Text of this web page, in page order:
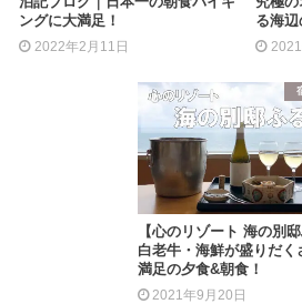
ングに大満足！
2022年2月11日
る海辺
【心のリゾート 海の別邸
白老牛・海鮮が盛りだく
満足の夕食&朝食！
2021年9月20日